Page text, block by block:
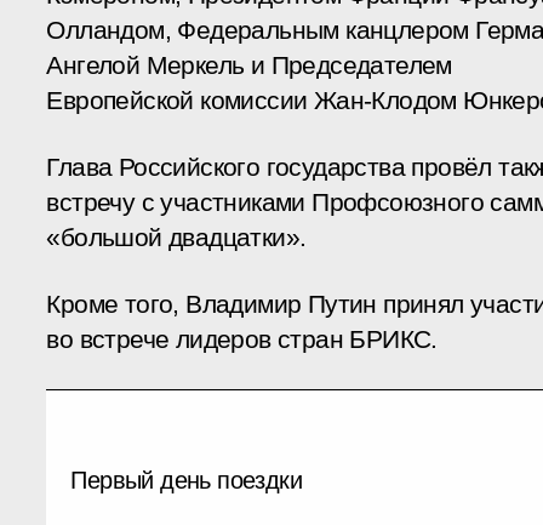
Олландом, Федеральным канцлером
Ангелой Меркель и Председателем
Европейской комиссии Жан-Клодом
Глава Российского государства провёл
встречу с участниками Профсоюзного
«большой двадцатки».
Кроме того, Владимир Путин принял
во встрече лидеров стран БРИКС.
Первый день поездки